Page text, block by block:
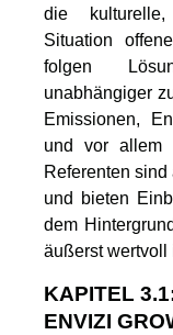
die
Situation
folgen
unabhängiger
Emissionen,
und vor allem
Referenten
und bieten
dem
äußerst wertvoll
KAPITEL
ENVIZI